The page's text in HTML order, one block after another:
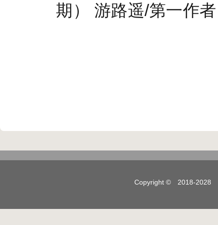
期） 游路遥/第一作者
Copyright © 2018-2028